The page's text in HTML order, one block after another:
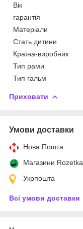
Вік
гарантія
Матеріали
Стать дитини
Країна-виробник
Тип рами
Тип гальм
Приховати
Умови доставки
Нова Пошта
Магазини Rozetka
Укрпошта
Всі умови доставки